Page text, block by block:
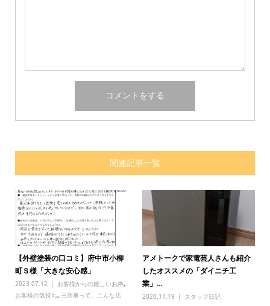
関連記事一覧
【外壁塗装の口コミ】府中市小柳
町Ｓ様「大きな安心感」
2023.07.12 お客様からの嬉しいお声,
お客様の気持ち, 三商事って、こんな店
アメトークで家電芸人さんも紹介
したオススメの「ダイニチ工
業」...
2020.11.19 スタッフ日記